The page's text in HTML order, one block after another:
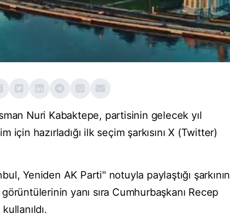
Nuri Kabaktepe, partisinin gelecek yıl
için hazırladığı ilk seçim şarkısını X (Twitter)
Yeniden AK Parti" notuyla paylaştığı şarkının
yanı sıra Cumhurbaşkanı Recep